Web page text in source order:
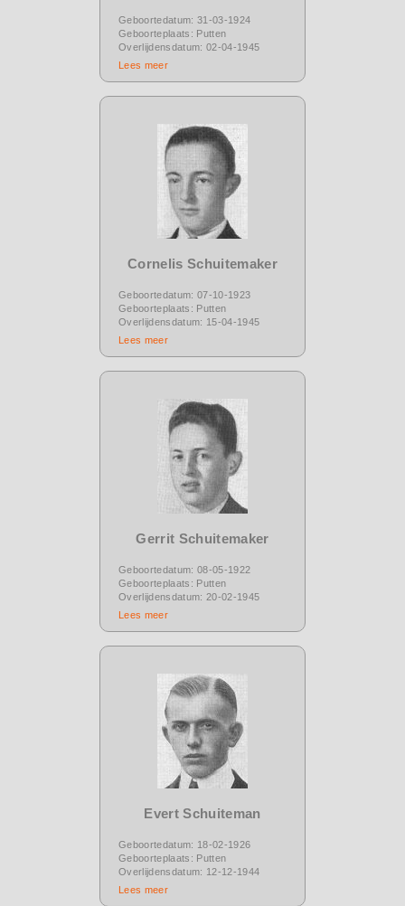
Geboortedatum: 31-03-1924
Geboorteplaats: Putten
Overlijdensdatum: 02-04-1945
Lees meer
Cornelis Schuitemaker
Geboortedatum: 07-10-1923
Geboorteplaats: Putten
Overlijdensdatum: 15-04-1945
Lees meer
Gerrit Schuitemaker
Geboortedatum: 08-05-1922
Geboorteplaats: Putten
Overlijdensdatum: 20-02-1945
Lees meer
Evert Schuiteman
Geboortedatum: 18-02-1926
Geboorteplaats: Putten
Overlijdensdatum: 12-12-1944
Lees meer